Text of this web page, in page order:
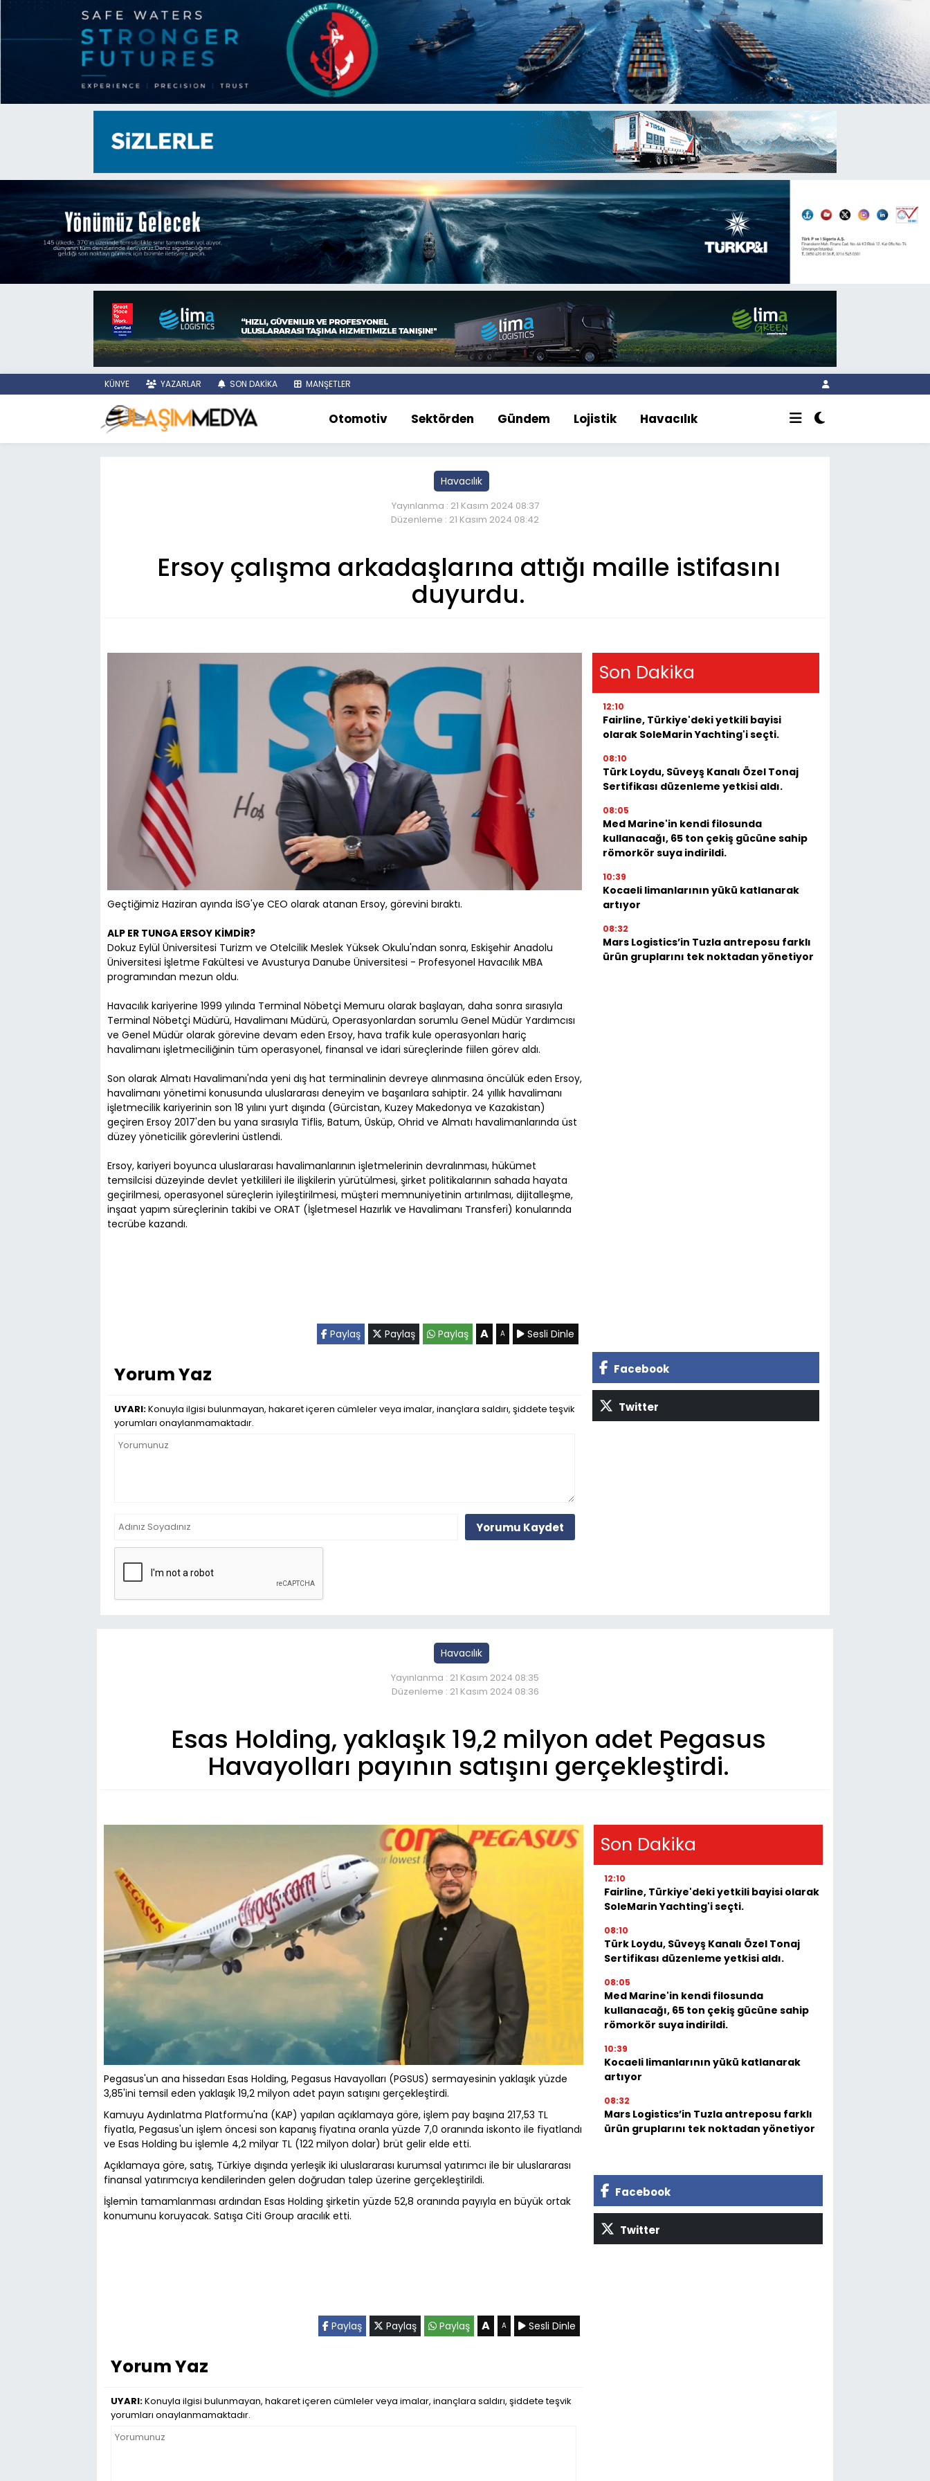
KÜNYE YAZARLAR SON DAKİKA MANŞETLER
Otomotiv Sektörden Gündem Lojistik Havacılık
Havacılık
Yayınlanma : 21 Kasım 2024 08:37
Düzenleme : 21 Kasım 2024 08:42
Ersoy çalışma arkadaşlarına attığı maille istifasını
duyurdu.
Geçtiğimiz Haziran ayında İSG'ye CEO olarak atanan Ersoy, görevini bıraktı.
ALP ER TUNGA ERSOY KİMDİR?
Dokuz Eylül Üniversitesi Turizm ve Otelcilik Meslek Yüksek Okulu'ndan sonra, Eskişehir Anadolu
Üniversitesi İşletme Fakültesi ve Avusturya Danube Üniversitesi - Profesyonel Havacılık MBA
programından mezun oldu.
Havacılık kariyerine 1999 yılında Terminal Nöbetçi Memuru olarak başlayan, daha sonra sırasıyla
Terminal Nöbetçi Müdürü, Havalimanı Müdürü, Operasyonlardan sorumlu Genel Müdür Yardımcısı
ve Genel Müdür olarak görevine devam eden Ersoy, hava trafik kule operasyonları hariç
havalimanı işletmeciliğinin tüm operasyonel, finansal ve idari süreçlerinde fiilen görev aldı.
Son olarak Almatı Havalimanı'nda yeni dış hat terminalinin devreye alınmasına öncülük eden Ersoy,
havalimanı yönetimi konusunda uluslararası deneyim ve başarılara sahiptir. 24 yıllık havalimanı
işletmecilik kariyerinin son 18 yılını yurt dışında (Gürcistan, Kuzey Makedonya ve Kazakistan)
geçiren Ersoy 2017'den bu yana sırasıyla Tiflis, Batum, Üsküp, Ohrid ve Almatı havalimanlarında üst
düzey yöneticilik görevlerini üstlendi.
Ersoy, kariyeri boyunca uluslararası havalimanlarının işletmelerinin devralınması, hükümet
temsilcisi düzeyinde devlet yetkilileri ile ilişkilerin yürütülmesi, şirket politikalarının sahada hayata
geçirilmesi, operasyonel süreçlerin iyileştirilmesi, müşteri memnuniyetinin artırılması, dijitalleşme,
inşaat yapım süreçlerinin takibi ve ORAT (İşletmesel Hazırlık ve Havalimanı Transferi) konularında
tecrübe kazandı.
Paylaş Paylaş Paylaş A A Sesli Dinle
Yorum Yaz
UYARI:Konuyla ilgisi bulunmayan, hakaret içeren cümleler veya imalar, inançlara saldırı, şiddete teşvik
yorumları onaylanmamaktadır.
Yorumu Kaydet
Son Dakika
12:10
Fairline, Türkiye'deki yetkili bayisi
olarak SoleMarin Yachting'i seçti.
08:10
Türk Loydu, Süveyş Kanalı Özel Tonaj
Sertifikası düzenleme yetkisi aldı.
08:05
Med Marine'in kendi filosunda
kullanacağı, 65 ton çekiş gücüne sahip
römorkör suya indirildi.
10:39
Kocaeli limanlarının yükü katlanarak
artıyor
08:32
Mars Logistics’in Tuzla antreposu farklı
ürün gruplarını tek noktadan yönetiyor
Facebook
Twitter
Havacılık
Yayınlanma : 21 Kasım 2024 08:35
Düzenleme : 21 Kasım 2024 08:36
Esas Holding, yaklaşık 19,2 milyon adet Pegasus
Havayolları payının satışını gerçekleştirdi.
Pegasus'un ana hissedarı Esas Holding, Pegasus Havayolları (PGSUS) sermayesinin yaklaşık yüzde
3,85'ini temsil eden yaklaşık 19,2 milyon adet payın satışını gerçekleştirdi.
Kamuyu Aydınlatma Platformu'na (KAP) yapılan açıklamaya göre, işlem pay başına 217,53 TL
fiyatla, Pegasus'un işlem öncesi son kapanış fiyatına oranla yüzde 7,0 oranında iskonto ile fiyatlandı
ve Esas Holding bu işlemle 4,2 milyar TL (122 milyon dolar) brüt gelir elde etti.
Açıklamaya göre, satış, Türkiye dışında yerleşik iki uluslararası kurumsal yatırımcı ile bir uluslararası
finansal yatırımcıya kendilerinden gelen doğrudan talep üzerine gerçekleştirildi.
İşlemin tamamlanması ardından Esas Holding şirketin yüzde 52,8 oranında payıyla en büyük ortak
konumunu koruyacak. Satışa Citi Group aracılık etti.
Paylaş Paylaş Paylaş A A Sesli Dinle
Yorum Yaz
UYARI:Konuyla ilgisi bulunmayan, hakaret içeren cümleler veya imalar, inançlara saldırı, şiddete teşvik
yorumları onaylanmamaktadır.
Son Dakika
12:10
Fairline, Türkiye'deki yetkili bayisi olarak
SoleMarin Yachting'i seçti.
08:10
Türk Loydu, Süveyş Kanalı Özel Tonaj
Sertifikası düzenleme yetkisi aldı.
08:05
Med Marine'in kendi filosunda
kullanacağı, 65 ton çekiş gücüne sahip
römorkör suya indirildi.
10:39
Kocaeli limanlarının yükü katlanarak
artıyor
08:32
Mars Logistics’in Tuzla antreposu farklı
ürün gruplarını tek noktadan yönetiyor
Facebook
Twitter